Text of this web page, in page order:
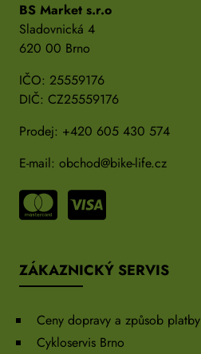
BS Market s.r.o
Sladovnická 4
620 00 Brno
IČO: 25559176
DIČ: CZ25559176
Prodej: +420 605 430 574
E-mail: obchod@bike-life.cz
ZÁKAZNICKÝ SERVIS
Ceny dopravy a způsob platby
Cykloservis Brno